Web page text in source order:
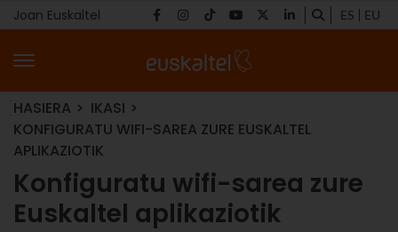
Joan Euskaltel ES EU
HASIERA
IKASI
KONFIGURATU WIFI-SAREA ZURE EUSKALTEL
APLIKAZIOTIK
Konfiguratu wifi-sarea zure
Euskaltel aplikaziotik